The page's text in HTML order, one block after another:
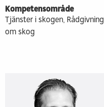
Kompetensområde
Tjänster i skogen, Rådgivning
om skog